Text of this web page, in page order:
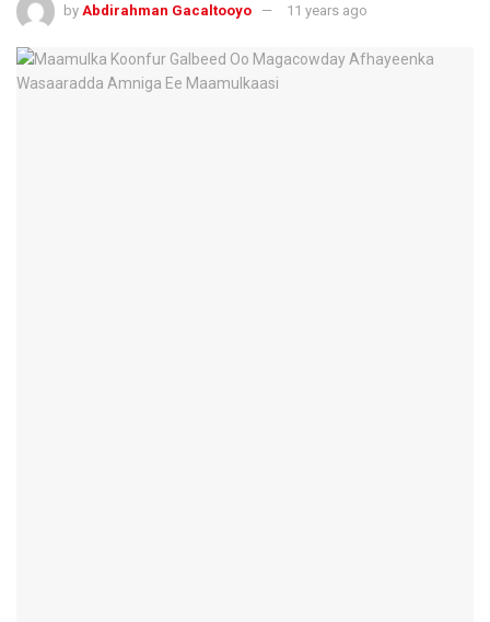
by Abdirahman Gacaltooyo 11 years ago